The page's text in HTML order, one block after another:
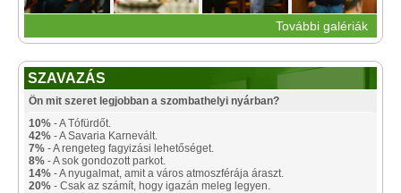
További galériák
SZAVAZÁS
Ön mit szeret legjobban a szombathelyi nyárban?
10% - A Tófürdőt.
42% - A Savaria Karnevált.
7% - A rengeteg fagyizási lehetőséget.
8% - A sok gondozott parkot.
14% - A nyugalmat, amit a város atmoszférája áraszt.
20% - Csak az számít, hogy igazán meleg legyen.